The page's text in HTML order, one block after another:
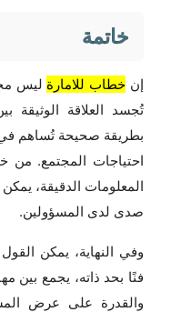
خاتمة
إن خطاب للامارة ليس
تُجسد العلاقة الوثيقة
بطريقة صحيحة تُساهم في
احتياجات المجتمع. من
المعلومات الدقيقة،
صدى لدى المسؤولين.
وفي النهاية، يمكن
فنًا بحد ذاته، يجمع بين
والقدرة على عرض